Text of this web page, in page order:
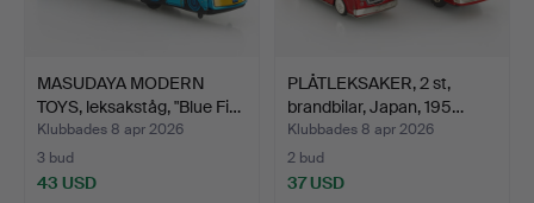
MASUDAYA MODERN
TOYS, leksakståg, "Blue Fi…
Klubbades 8 apr 2026
3 bud
43 USD
PLÅTLEKSAKER, 2 st,
brandbilar, Japan, 195…
Klubbades 8 apr 2026
2 bud
37 USD